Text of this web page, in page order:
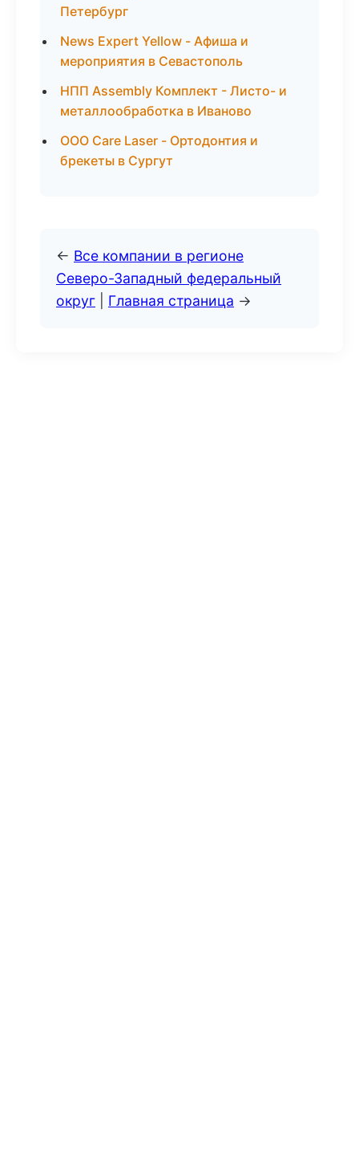
Петербург
News Expert Yellow - Афиша и
мероприятия в Севастополь
НПП Assembly Комплект - Листо- и
металлообработка в Иваново
ООО Care Laser - Ортодонтия и
брекеты в Сургут
← Все компании в регионе
Северо-Западный федеральный
округ
Главная страница →